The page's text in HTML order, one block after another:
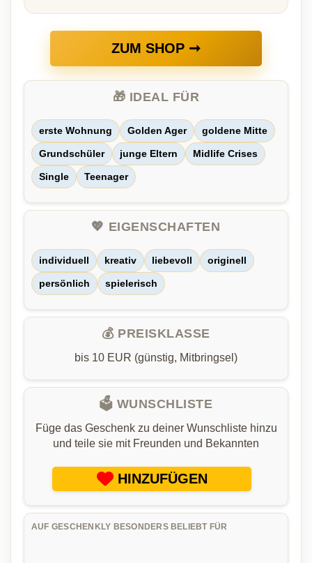
ZUM SHOP ➞
🎁 IDEAL FÜR
erste Wohnung Golden Ager goldene Mitte
Grundschüler junge Eltern Midlife Crises
Single Teenager
💖 EIGENSCHAFTEN
individuell kreativ liebevoll originell
persönlich spielerisch
💰 PREISKLASSE
bis 10 EUR (günstig, Mitbringsel)
🗳️ WUNSCHLISTE
Füge das Geschenk zu deiner Wunschliste hinzu
und teile sie mit Freunden und Bekannten
HINZUFÜGEN
AUF GESCHENKLY BESONDERS BELIEBT FÜR